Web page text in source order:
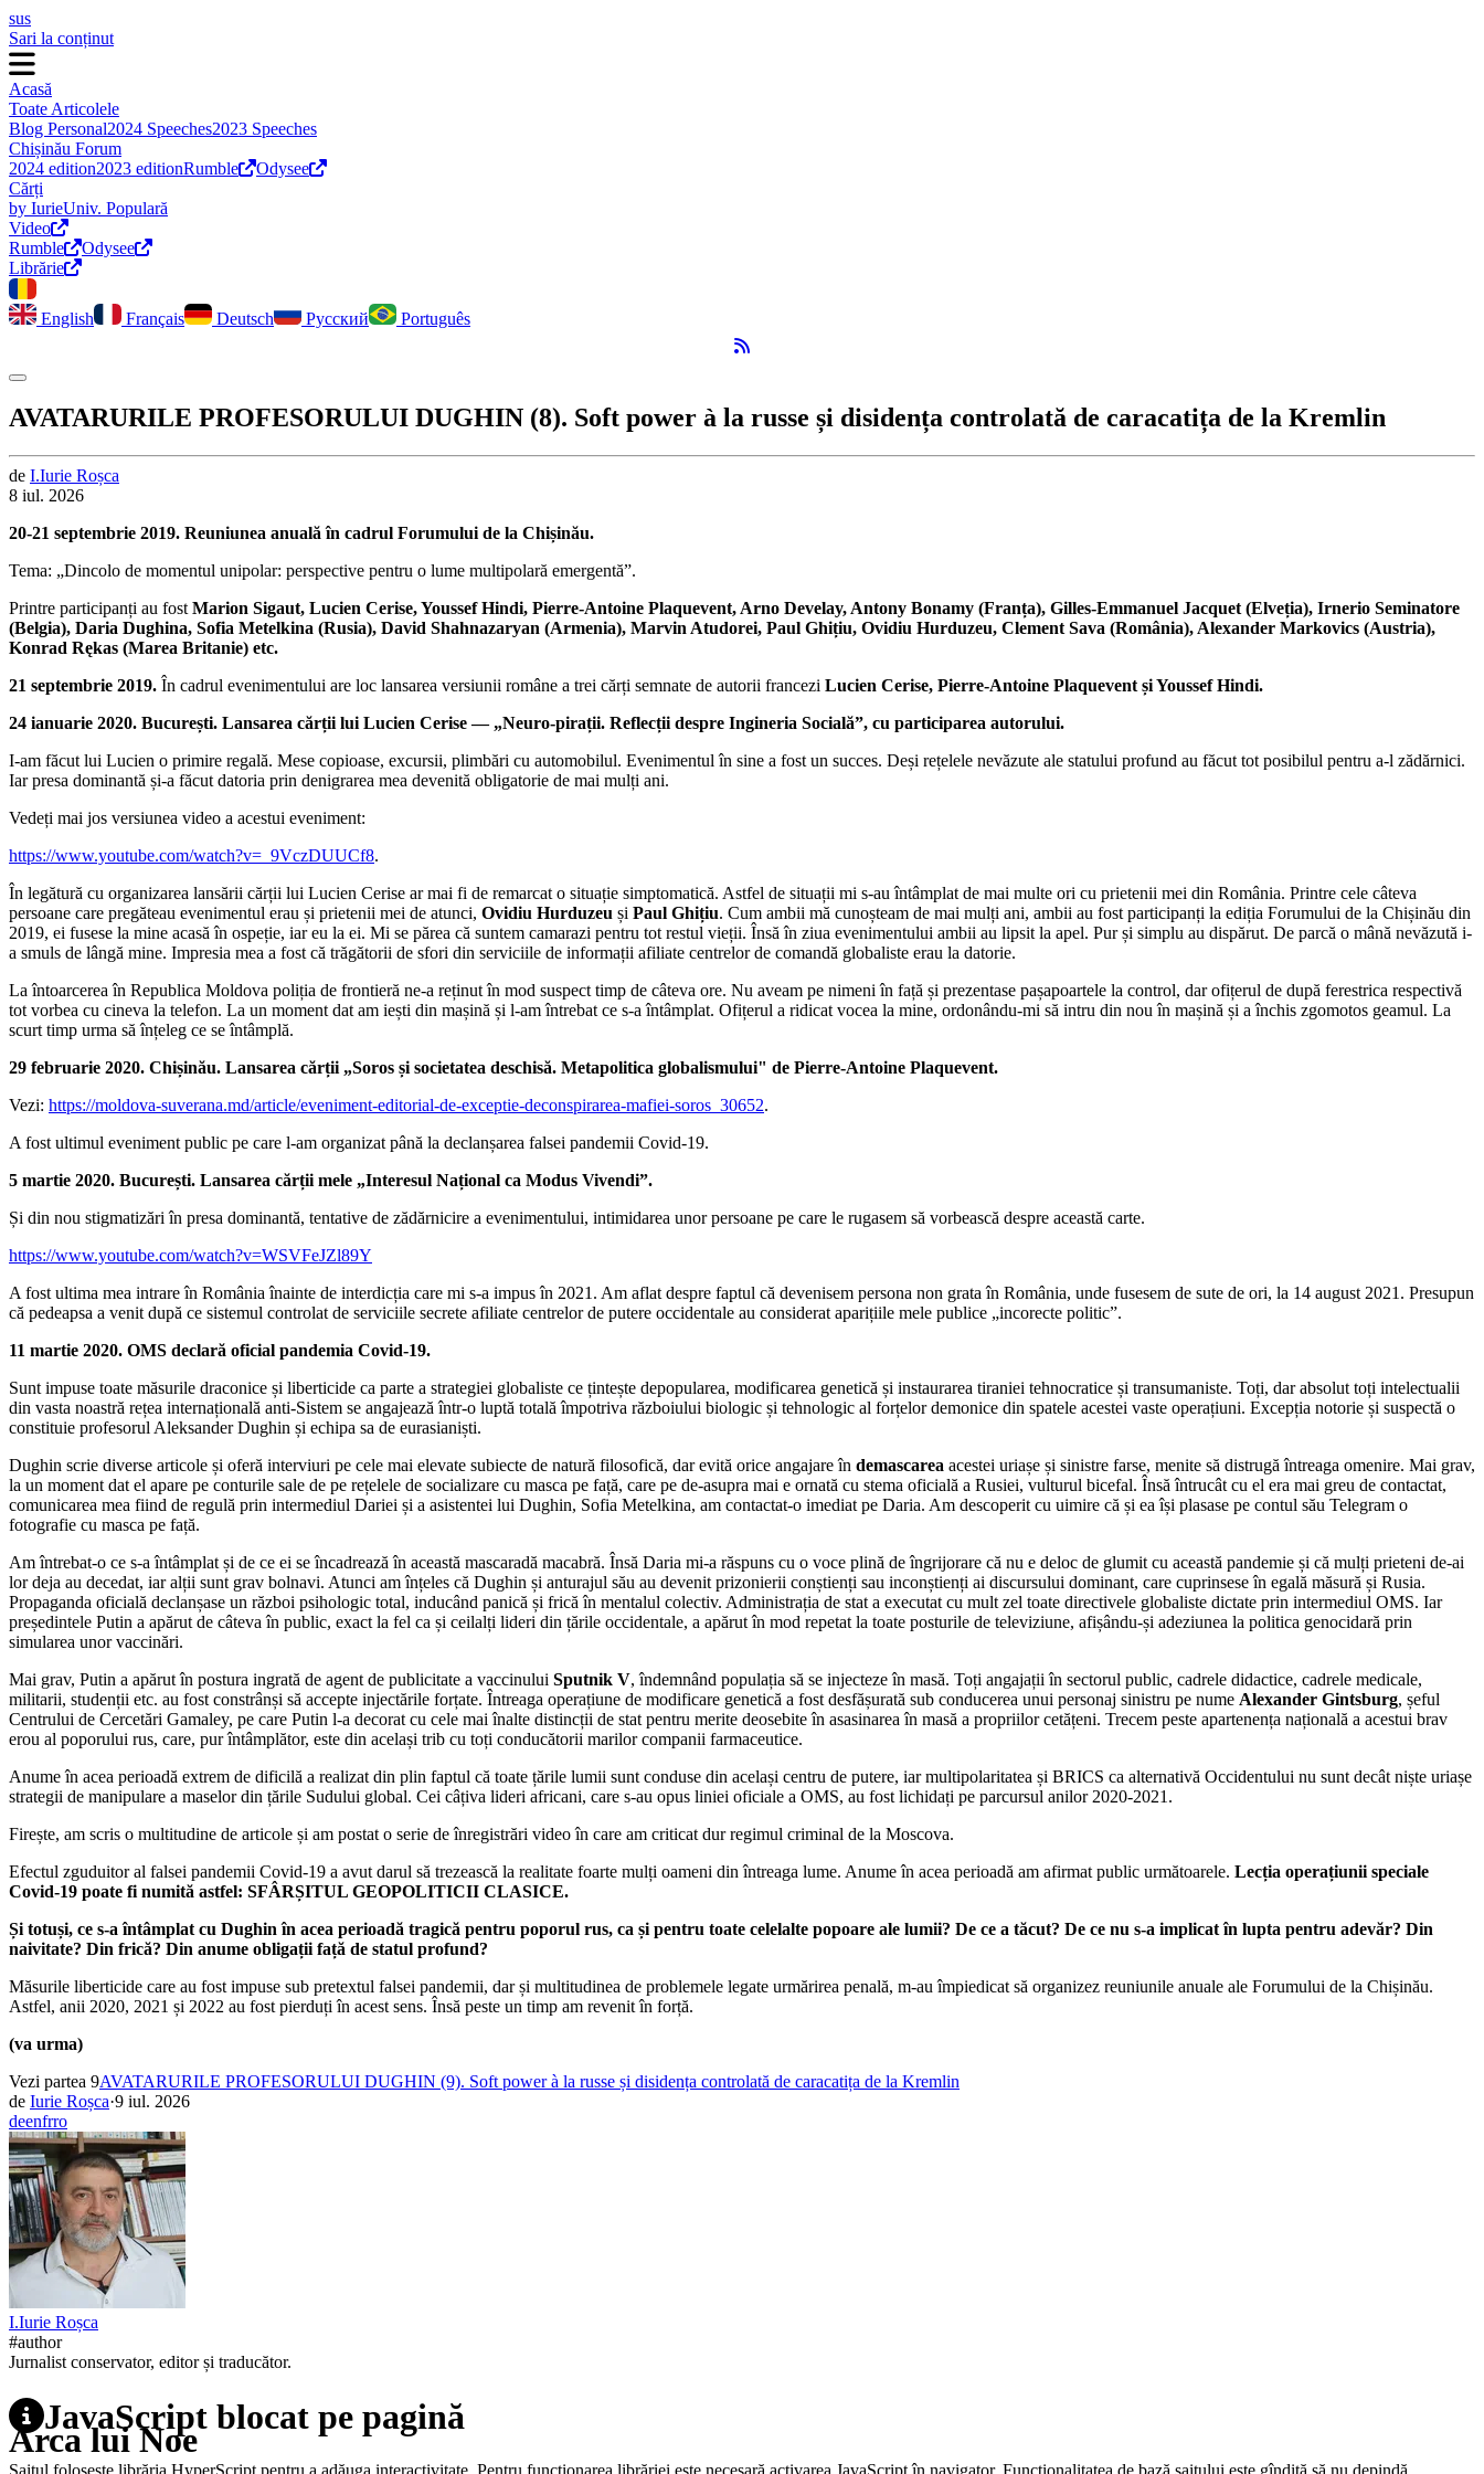
sus
Sari la conținut
Acasă
Toate Articolele
Blog Personal2024 Speeches2023 Speeches
Chișinău Forum
2024 edition2023 editionRumble
Odysee
Cărți
by IurieUniv. Populară
Video
Rumble
Odysee
Librărie
English Français Deutsch Русский
Português
Flux RSS
Comută modul întunecat
AVATARURILE PROFESORULUI DUGHIN (8). Soft power à la russe și disidența controlată de caracatița de la Kremlin
de I.Iurie Roșca
8 iul. 2026
20-21 septembrie 2019. Reuniunea anuală în cadrul Forumului de la Chișinău.
Tema: „Dincolo de momentul unipolar: perspective pentru o lume multipolară emergentă”.
Printre participanți au fost Marion Sigaut, Lucien Cerise, Youssef Hindi, Pierre-Antoine Plaquevent, Arno Develay, Antony Bonamy (Franța), Gilles-Emmanuel Jacquet (Elveția), Irnerio Seminatore
(Belgia), Daria Dughina, Sofia Metelkina (Rusia), David Shahnazaryan (Armenia), Marvin Atudorei, Paul Ghițiu, Ovidiu Hurduzeu, Clement Sava (România), Alexander Markovics (Austria),
Konrad Rękas (Marea Britanie) etc.
21 septembrie 2019. În cadrul evenimentului are loc lansarea versiunii române a trei cărți semnate de autorii francezi Lucien Cerise, Pierre-Antoine Plaquevent și Youssef Hindi.
24 ianuarie 2020. București. Lansarea cărții lui Lucien Cerise — „Neuro-pirații. Reflecții despre Ingineria Socială”, cu participarea autorului.
I-am făcut lui Lucien o primire regală. Mese copioase, excursii, plimbări cu automobilul. Evenimentul în sine a fost un succes. Deși rețelele nevăzute ale statului profund au făcut tot posibilul pentru a-l zădărnici.
Iar presa dominantă și-a făcut datoria prin denigrarea mea devenită obligatorie de mai mulți ani.
Vedeți mai jos versiunea video a acestui eveniment:
https://www.youtube.com/watch?v=_9VczDUUCf8.
În legătură cu organizarea lansării cărții lui Lucien Cerise ar mai fi de remarcat o situație simptomatică. Astfel de situații mi s-au întâmplat de mai multe ori cu prietenii mei din România. Printre cele câteva
persoane care pregăteau evenimentul erau și prietenii mei de atunci, Ovidiu Hurduzeu și Paul Ghițiu. Cum ambii mă cunoșteam de mai mulți ani, ambii au fost participanți la ediția Forumului de la Chișinău din
2019, ei fusese la mine acasă în ospeție, iar eu la ei. Mi se părea că suntem camarazi pentru tot restul vieții. Însă în ziua evenimentului ambii au lipsit la apel. Pur și simplu au dispărut. De parcă o mână nevăzută i-
a smuls de lângă mine. Impresia mea a fost că trăgătorii de sfori din serviciile de informații afiliate centrelor de comandă globaliste erau la datorie.
La întoarcerea în Republica Moldova poliția de frontieră ne-a reținut în mod suspect timp de câteva ore. Nu aveam pe nimeni în față și prezentase pașapoartele la control, dar ofițerul de după ferestrica respectivă
tot vorbea cu cineva la telefon. La un moment dat am iești din mașină și l-am întrebat ce s-a întâmplat. Ofițerul a ridicat vocea la mine, ordonându-mi să intru din nou în mașină și a închis zgomotos geamul. La
scurt timp urma să înțeleg ce se întâmplă.
29 februarie 2020. Chișinău. Lansarea cărții „Soros și societatea deschisă. Metapolitica globalismului" de Pierre-Antoine Plaquevent.
Vezi: https://moldova-suverana.md/article/eveniment-editorial-de-exceptie-deconspirarea-mafiei-soros_30652.
A fost ultimul eveniment public pe care l-am organizat până la declanșarea falsei pandemii Covid-19.
5 martie 2020. București. Lansarea cărții mele „Interesul Național ca Modus Vivendi”.
Și din nou stigmatizări în presa dominantă, tentative de zădărnicire a evenimentului, intimidarea unor persoane pe care le rugasem să vorbească despre această carte.
https://www.youtube.com/watch?v=WSVFeJZl89Y
A fost ultima mea intrare în România înainte de interdicția care mi s-a impus în 2021. Am aflat despre faptul că devenisem persona non grata în România, unde fusesem de sute de ori, la 14 august 2021. Presupun
că pedeapsa a venit după ce sistemul controlat de serviciile secrete afiliate centrelor de putere occidentale au considerat aparițiile mele publice „incorecte politic”.
11 martie 2020. OMS declară oficial pandemia Covid-19.
Sunt impuse toate măsurile draconice și liberticide ca parte a strategiei globaliste ce țintește depopularea, modificarea genetică și instaurarea tiraniei tehnocratice și transumaniste. Toți, dar absolut toți intelectualii
din vasta noastră rețea internațională anti-Sistem se angajează într-o luptă totală împotriva războiului biologic și tehnologic al forțelor demonice din spatele acestei vaste operațiuni. Excepția notorie și suspectă o
constituie profesorul Aleksander Dughin și echipa sa de eurasianiști.
Dughin scrie diverse articole și oferă interviuri pe cele mai elevate subiecte de natură filosofică, dar evită orice angajare în demascarea acestei uriașe și sinistre farse, menite să distrugă întreaga omenire. Mai grav,
la un moment dat el apare pe conturile sale de pe rețelele de socializare cu masca pe față, care pe de-asupra mai e ornată cu stema oficială a Rusiei, vulturul bicefal. Însă întrucât cu el era mai greu de contactat,
comunicarea mea fiind de regulă prin intermediul Dariei și a asistentei lui Dughin, Sofia Metelkina, am contactat-o imediat pe Daria. Am descoperit cu uimire că și ea își plasase pe contul său Telegram o
fotografie cu masca pe față.
Am întrebat-o ce s-a întâmplat și de ce ei se încadrează în această mascaradă macabră. Însă Daria mi-a răspuns cu o voce plină de îngrijorare că nu e deloc de glumit cu această pandemie și că mulți prieteni de-ai
lor deja au decedat, iar alții sunt grav bolnavi. Atunci am înțeles că Dughin și anturajul său au devenit prizonierii conștienți sau inconștienți ai discursului dominant, care cuprinsese în egală măsură și Rusia.
Propaganda oficială declanșase un război psihologic total, inducând panică și frică în mentalul colectiv. Administrația de stat a executat cu mult zel toate directivele globaliste dictate prin intermediul OMS. Iar
președintele Putin a apărut de câteva în public, exact la fel ca și ceilalți lideri din țările occidentale, a apărut în mod repetat la toate posturile de televiziune, afișându-și adeziunea la politica genocidară prin
simularea unor vaccinări.
Mai grav, Putin a apărut în postura ingrată de agent de publicitate a vaccinului Sputnik V, îndemnând populația să se injecteze în masă. Toți angajații în sectorul public, cadrele didactice, cadrele medicale,
militarii, studenții etc. au fost constrânși să accepte injectările forțate. Întreaga operațiune de modificare genetică a fost desfășurată sub conducerea unui personaj sinistru pe nume Alexander Gintsburg, șeful
Centrului de Cercetări Gamaley, pe care Putin l-a decorat cu cele mai înalte distincții de stat pentru merite deosebite în asasinarea în masă a propriilor cetățeni. Trecem peste apartenența națională a acestui brav
erou al poporului rus, care, pur întâmplător, este din același trib cu toți conducătorii marilor companii farmaceutice.
Anume în acea perioadă extrem de dificilă a realizat din plin faptul că toate țările lumii sunt conduse din același centru de putere, iar multipolaritatea și BRICS ca alternativă Occidentului nu sunt decât niște uriașe
strategii de manipulare a maselor din țările Sudului global. Cei câțiva lideri africani, care s-au opus liniei oficiale a OMS, au fost lichidați pe parcursul anilor 2020-2021.
Firește, am scris o multitudine de articole și am postat o serie de înregistrări video în care am criticat dur regimul criminal de la Moscova.
Efectul zguduitor al falsei pandemii Covid-19 a avut darul să trezească la realitate foarte mulți oameni din întreaga lume. Anume în acea perioadă am afirmat public următoarele. Lecția operațiunii speciale
Covid-19 poate fi numită astfel: SFÂRȘITUL GEOPOLITICII CLASICE.
Și totuși, ce s-a întâmplat cu Dughin în acea perioadă tragică pentru poporul rus, ca și pentru toate celelalte popoare ale lumii? De ce a tăcut? De ce nu s-a implicat în lupta pentru adevăr? Din
naivitate? Din frică? Din anume obligații față de statul profund?
Măsurile liberticide care au fost impuse sub pretextul falsei pandemii, dar și multitudinea de problemele legate urmărirea penală, m-au împiedicat să organizez reuniunile anuale ale Forumului de la Chișinău.
Astfel, anii 2020, 2021 și 2022 au fost pierduți în acest sens. Însă peste un timp am revenit în forță.
(va urma)
Vezi partea 9AVATARURILE PROFESORULUI DUGHIN (9). Soft power à la russe și disidența controlată de caracatița de la Kremlin
de Iurie Roșca·9 iul. 2026
deenfrro
I.Iurie Roșca
#author
Jurnalist conservator, editor și traducător.
JavaScript blocat pe pagină
Arca lui Noe